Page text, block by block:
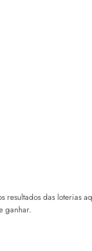
resultados das loterias
ganhar.